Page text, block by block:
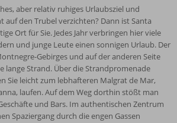
wert sind. Auf dem Dienstagsmarkt an
jeder Urlauber ein schönes Souvenir!
die schöne Umgebung mit dem Mietwagen
Zug nach Calella, Lloret de Mar, Pineda de
mit seinen Ramblas, der Sagrada Familia,
Geschäften und vielen tollen Tapas-
aber relativ ruhiges Urlaubsziel und
den Trubel verzichten? Dann ist Santa
Ort für Sie. Jedes Jahr verbringen hier viele
und junge Leute einen sonnigen Urlaub. Der
Gebirges und auf der anderen Seite
lange Strand. Über die Strandpromenade
Sie leicht zum lebhafteren Malgrat de Mar,
laufen. Auf dem Weg dorthin stößt man
und Bars. Im authentischen Zentrum
Spaziergang durch die engen Gassen